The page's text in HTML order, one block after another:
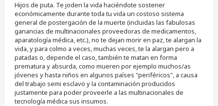
Hijos de puta. Te joden la vida haciéndote sostener
económicamente durante toda tu vida un costoso sistema
general de postergación de la muerte (incluidas las fabulosas
ganancias de multinacionales proveedoras de medicamentos,
aparatología médica, etc.), no te dejan morir en paz, te alargan la
vida, y para colmo a veces, muchas veces, te la alargan pero a
patadas o, depende el caso, también te matan en forma
prematura y absurda, como mueren por ejemplo muchos/as
jóvenes y hasta niños en algunos países "periféricos", a causa
del trabajo semi esclavo y la contaminación producidos
justamente para poder proveerle a las multinacionales de
tecnología médica sus insumos.